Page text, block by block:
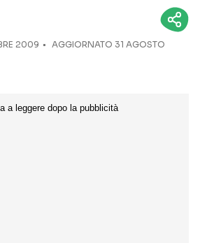
2009
AGGIORNATO 31 AGOSTO